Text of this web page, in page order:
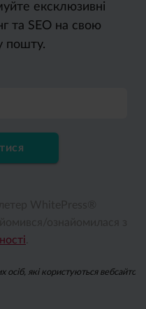
ексклюзивні
та SEO на свою
пошту.
осіб, які користуються